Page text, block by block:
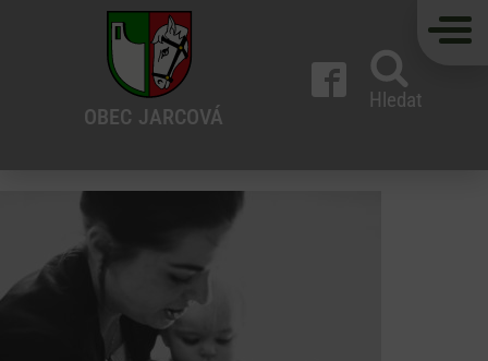
OBEC JARCOVÁ
Hledat